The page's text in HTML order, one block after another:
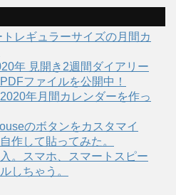
レギュラーサイズの月間カ
年 見開き2週間ダイアリー
ファイルを公開中！
年月間カレンダーを作っ
のボタンをカスタマイ
作して貼ってみた。
。スマホ、スマートスピー
しちゃう。